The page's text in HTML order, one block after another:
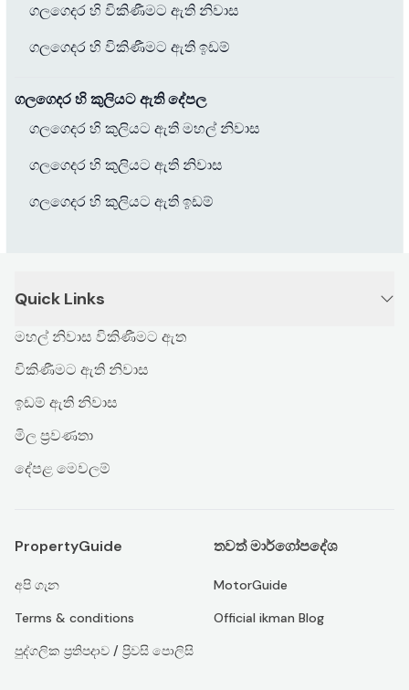
ගලගෙදර හි විකිණීමට ඇති නිවාස
ගලගෙදර හි විකිණීමට ඇති ඉඩම්
ගලගෙදර හි කුලියට ඇති දේපල
ගලගෙදර හි කුලියට ඇති මහල් නිවාස
ගලගෙදර හි කුලියට ඇති නිවාස
ගලගෙදර හි කුලියට ඇති ඉඩම්
Quick Links
මහල් නිවාස විකිණීමට ඇත
විකිණීමට ඇති නිවාස
ඉඩම් ඇති නිවාස
මිල ප්‍රවණතා
දේපළ මෙවලම්
PropertyGuide
අපි ගැන
Terms & conditions
පුද්ගලික ප්‍රතිපදාව / ප්‍රිවසි පොලිසි
තවත් මාර්ගෝපදේශ
MotorGuide
Official ikman Blog